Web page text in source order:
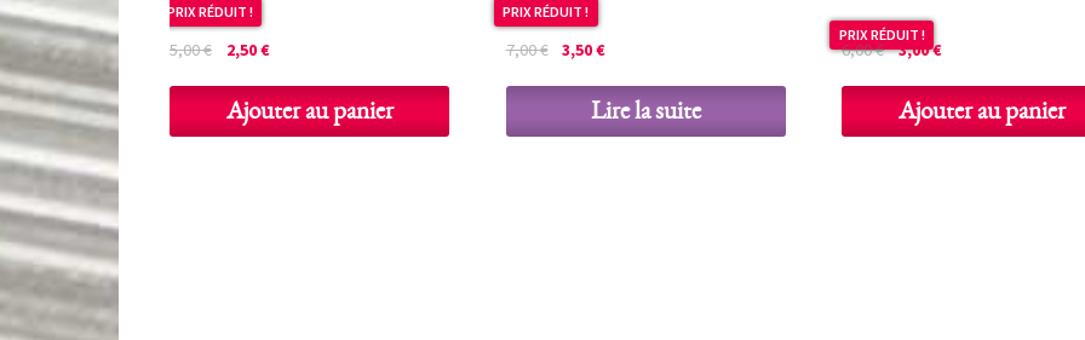
PRIX RÉDUIT !
5,00€
Le
initial
était :
2,50€Le
est :
Ajouter au panier
PRIX RÉDUIT !
7,00€
Le
initial
3,50€Le
actuel
Lire la suite
PRIX RÉDUIT !
6,00€Le
initial
était :
3,00€Le
est :
Ajouter au panier